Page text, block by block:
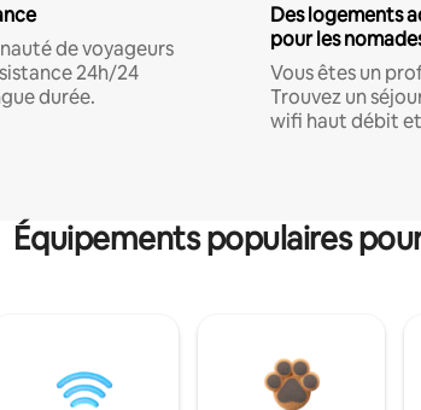
de voyageurs
24h/24
durée.
Des logements
pour les
Vous êtes un
Trouvez un
wifi haut débit
Équipements populaires